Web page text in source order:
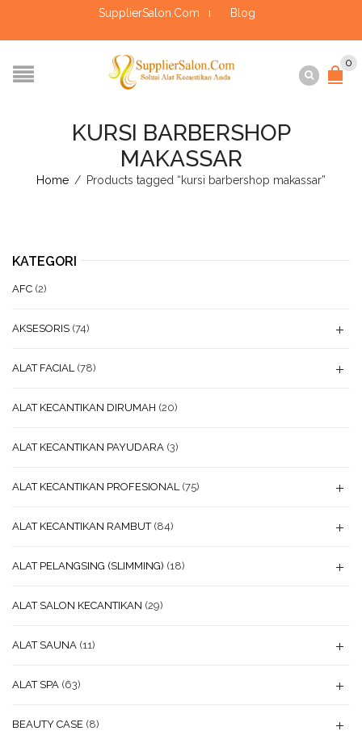
SupplierSalon.Com Blog
0
KURSI BARBERSHOP
MAKASSAR
Home / Products tagged “kursi barbershop makassar”
KATEGORI
AFC (2)
AKSESORIS (74)
ALAT FACIAL (78)
ALAT KECANTIKAN DIRUMAH (20)
ALAT KECANTIKAN PAYUDARA (3)
ALAT KECANTIKAN PROFESIONAL (75)
ALAT KECANTIKAN RAMBUT (84)
ALAT PELANGSING (SLIMMING) (18)
ALAT SALON KECANTIKAN (29)
ALAT SAUNA (11)
ALAT SPA (63)
BEAUTY CASE (8)